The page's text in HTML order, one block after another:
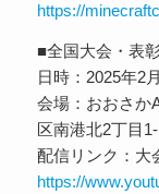
https://
■全国大会・表
日時：2025年2
会場：おおさか
区南港北2丁目1-
配信リンク：大
https://